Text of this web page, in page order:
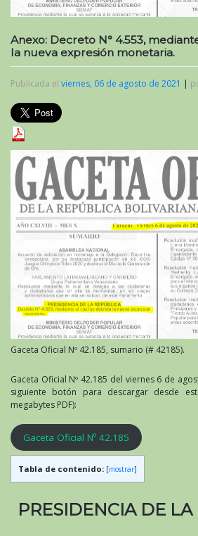
Anexo: Decreto N° 4.553,
la nueva expresión monetaria.
Publicada el viernes, 06 de agosto de 2021 |
Gaceta Oficial Nº 42.185, sumario (# 42185).
Gaceta Oficial Nº 42.185 del viernes 6 de
siguiente botón para descargar desde
megabytes PDF):
Gaceta Oficial Nº 42.185
Tabla de contenido: [mostrar]
PRESIDENCIA DE